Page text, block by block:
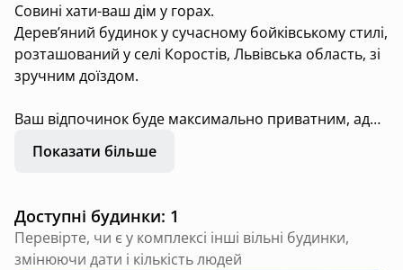
Совині хати-ваш дім у горах.
Деревʼяний будинок у сучасному бойківському стилі,
розташований у селі Коростів, Львівська область, зі
зручним доїздом.
Ваш відпочинок буде максимально приватним, адже
на локації не буде нікого, окрім вас.
сімейного відпочинку або затишного відпочинку з
друзями. На території є гойдалка, дитячий
майданчик, зона барбекю, а влітку працює басейн.
Показати більше
Доступні будинки: 1
Перевірте, чи є у комплексі інші вільні будинки,
змінюючи дати і кількість людей